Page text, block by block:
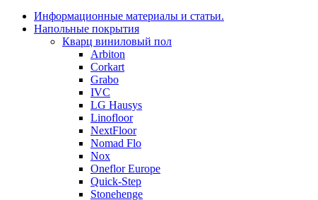
Информационные материалы и статьи.
Напольные покрытия
Кварц виниловый пол
Arbiton
Corkart
Grabo
IVC
LG Hausys
Linofloor
NextFloor
Nomad Flo
Nox
Oneflor Europe
Quick-Step
Stonehenge